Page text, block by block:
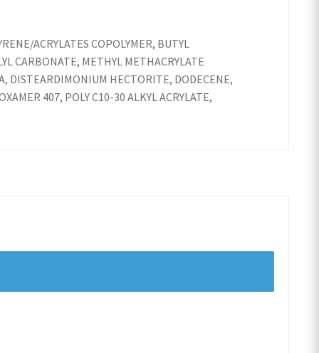
ACRYLATES COPOLYMER, BUTYL
CARBONATE, METHYL METHACRYLATE
DISTEARDIMONIUM HECTORITE, DODECENE,
407, POLY C10-30 ALKYL ACRYLATE,